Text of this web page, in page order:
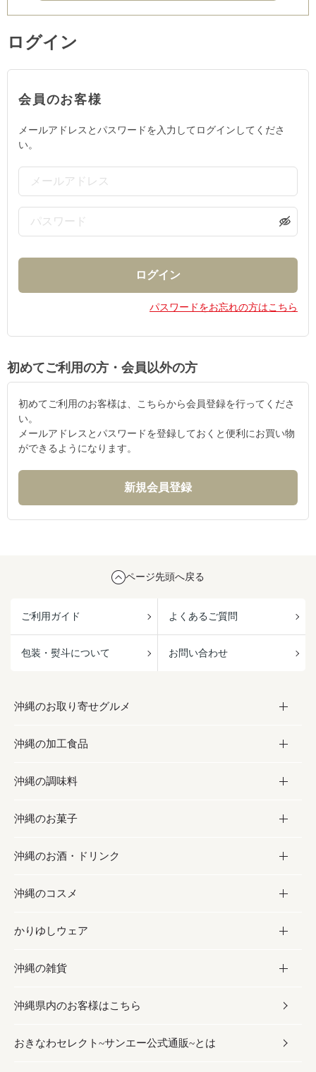
ログイン
会員のお客様
メールアドレスとパスワードを入力してログインしてくださ
い。
パスワードをお忘れの方はこちら
初めてご利用の方・会員以外の方
初めてご利用のお客様は、こちらから会員登録を行ってくださ
い。
メールアドレスとパスワードを登録しておくと便利にお買い物
ができるようになります。
ページ先頭へ戻る
ご利用ガイド よくあるご質問
包装・熨斗について お問い合わせ
沖縄のお取り寄せグルメ
お取り寄せグルメ
フルーツ・野菜
お肉
海産物
沖縄の加工食品
加工食品
缶詰／パウチ
沖縄料理
沖縄そば／乾麺
レトルト食品
乾物／粉類
沖縄の調味料
調味料
砂糖／黒砂糖
塩
お酢／ドレッシング
しょうゆ
みそ
だし／スパイス／島唐辛子
沖縄のお菓子
お菓子
黒糖
ちんすこう
伝統菓子
スナック
おつまみ
沖縄のお酒・ドリンク
お酒・ドリンク
泡盛
ビール・チューハイ
ワイン・ウィスキー・カクテル
ドリンク
沖縄のコスメ
コスメ
スキンケア
ボディケア
ヘアケア
かりゆしウェア
かりゆしウェア
メンズ
レディース
沖縄の雑貨
雑貨
沖縄ファッション
沖縄県内のお客様はこちら
おきなわセレクト~サンエー公式通販~とは